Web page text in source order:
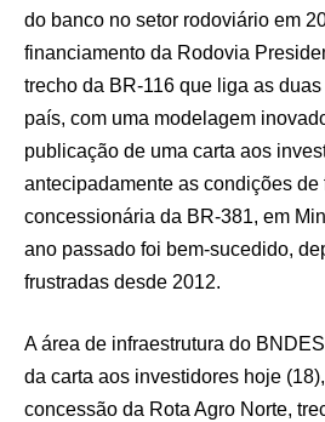
do banco no setor rodoviário em
financiamento da Rodovia
trecho da BR-116 que liga as
país, com uma modelagem
publicação de uma carta aos
antecipadamente as condições de
concessionária da BR-381, em
ano passado foi bem-sucedido,
frustradas desde 2012.
A área de infraestrutura do
da carta aos investidores hoje
concessão da Rota Agro Norte,